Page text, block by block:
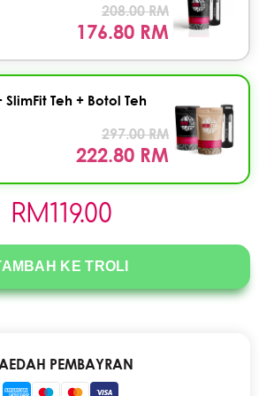
208.00 RM
176.80 RM
SlimFit Teh + Botol Teh
297.00 RM
222.80 RM
RM119.00
KE TROLI
PEMBAYRAN